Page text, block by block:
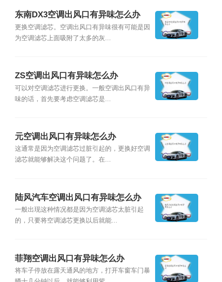
东南DX3空调出风口有异味怎么办
更换空调滤芯。空调出风口有异味很有可能是因
为空调滤芯上面吸附了太多的灰...
ZS空调出风口有异味怎么办 ​
可以对空调滤芯进行更换。一般空调出风口有异
味的话，首先要考虑空调滤芯是...
元空调出风口有异味怎么办
这通常是因为空调滤芯过脏引起的，更换好空调
滤芯就能够解决这个问题了。在...
陆风汽车空调出风口有异味怎么办
一般出现这种情况都是因为空调滤芯太脏引起
的，只要将空调滤芯更换以后就能...
菲翔空调出风口有异味怎么办
将车子停放在露天通风的地方，打开车窗车门暴